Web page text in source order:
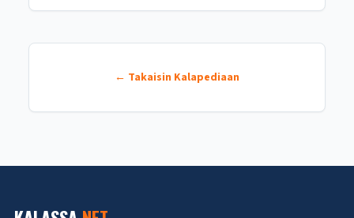
← Takaisin Kalapediaan